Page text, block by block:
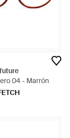
04 - Marrón